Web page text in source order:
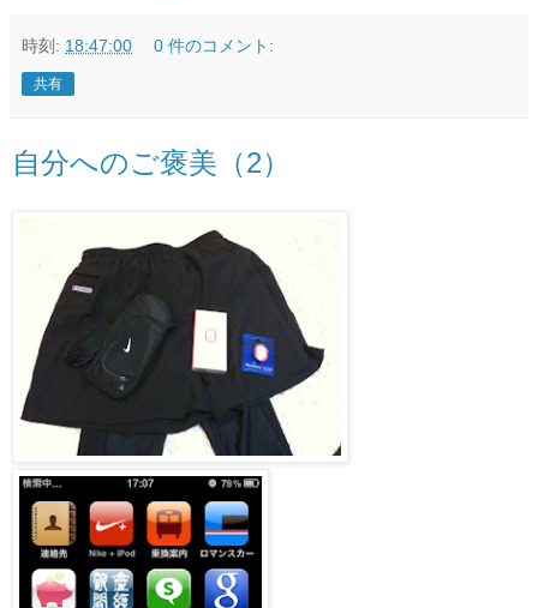
時刻: 18:47:00 0 件のコメント:
共有
自分へのご褒美（2）